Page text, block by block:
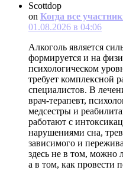
Scottdop
on Когда все
01.08.2026 в 04:06
Алкоголь является
формируется и на
психологическом
требует комплексной
специалистов. В
врач-терапевт,
медсестры и
работают с
нарушениями сна,
зависимого и
здесь не в том, можно
а в том, как провести